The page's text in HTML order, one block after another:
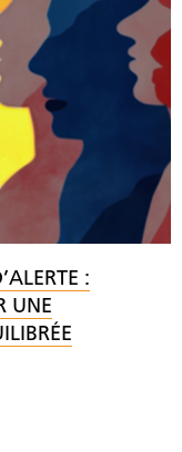
:
UNE